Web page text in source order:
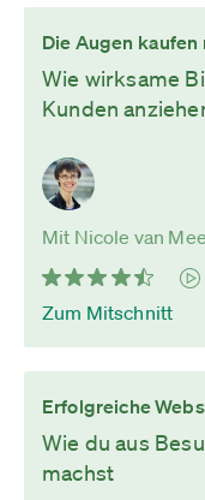
Die Augen kaufen
Wie wirksame
Kunden
Mit Nicole van
Zum Mitschnitt
Erfolgreiche
Wie du aus
machst